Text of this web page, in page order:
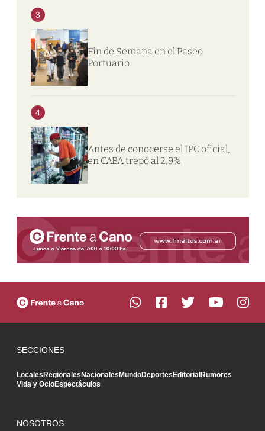
3
Fin de Semana en el Paseo
Portuario
4
Antes de conocerse el IPC oficial,
en CABA trepó al 2,9%
SECCIONES
LocalesRegionalesNacionalesMundoDeportesEditorialRumores
Vida y OcioEspectáculos
NOSOTROS